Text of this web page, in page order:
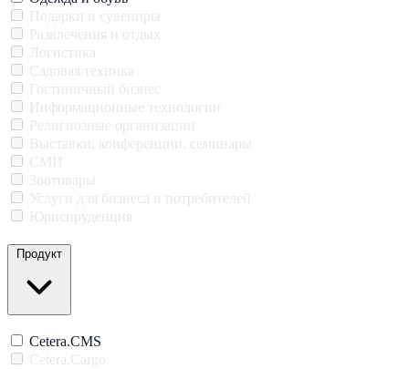
Подарки и сувениры
Развлечения и отдых
Логистика
Садовая техника
Гостиничный бизнес
Информационные технологии
Религиозные организации
Выставки, конференции, семинары
СМИ
Зоотовары
Услуги для бизнеса и потребителей
Юриспруденция
Продукт
Cetera.CMS
Cetera.Cargo